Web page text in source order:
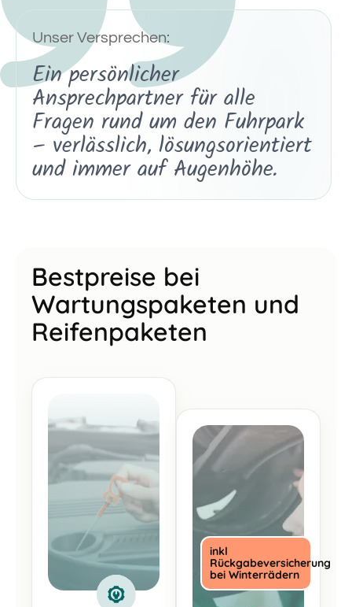
Unser Versprechen:
Ein persönlicher
Ansprechpartner für alle
Fragen rund um den Fuhrpark
– verlässlich, lösungsorientiert
und immer auf Augenhöhe.
Bestpreise bei
Wartungspaketen und
Reifenpaketen
inkl
Rückgabeversicherung
bei Winterrädern